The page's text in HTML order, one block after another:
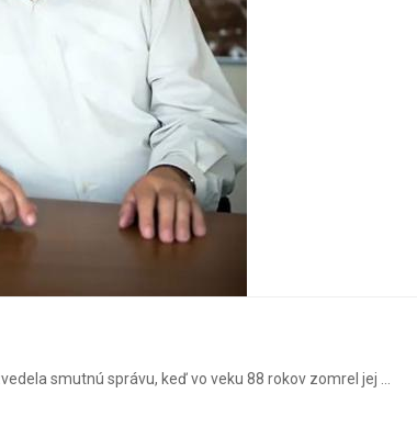
smutnú správu, keď vo veku 88 rokov zomrel jej ...